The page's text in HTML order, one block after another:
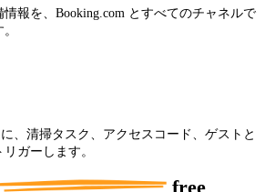
報を、Booking.com とすべてのチャネルで
、清掃タスク、アクセスコード、ゲストと
ガーします。
free